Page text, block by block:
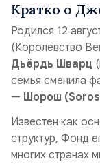
Кратко о
Родился 12
(Королевство
Дьёрдь Шварц
семья сменила
— Шорош (Soros
Известен как
структур, Фонд
многих странах